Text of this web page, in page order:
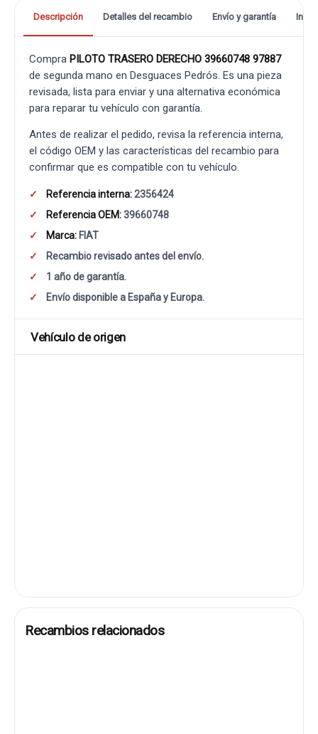
Descripción Detalles del recambio Envío y garantía
Compra PILOTO TRASERO DERECHO 39660748 97887
de segunda mano en Desguaces Pedrós. Es una pieza
revisada, lista para enviar y una alternativa económica
para reparar tu vehículo con garantía.
Antes de realizar el pedido, revisa la referencia interna,
el código OEM y las características del recambio para
confirmar que es compatible con tu vehículo.
Referencia interna:2356424
Referencia OEM:39660748
Marca: FIAT
Recambio revisado antes del envío.
1 año de garantía.
Envío disponible a España y Europa.
Vehículo de origen
Recambios relacionados